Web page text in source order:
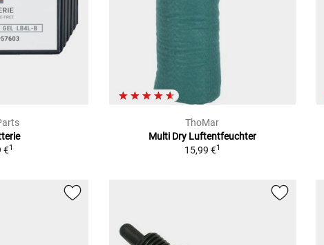
€1
ThoMar
Multi Dry Luftentfeuchter
15,99 €1